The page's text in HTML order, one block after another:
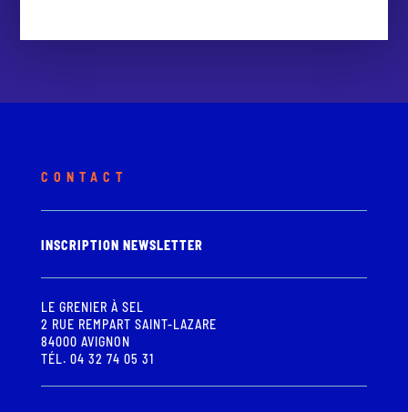
CONTACT
INSCRIPTION NEWSLETTER
LE GRENIER À SEL
2 RUE REMPART SAINT-LAZARE
84000 AVIGNON
TÉL. 04 32 74 05 31